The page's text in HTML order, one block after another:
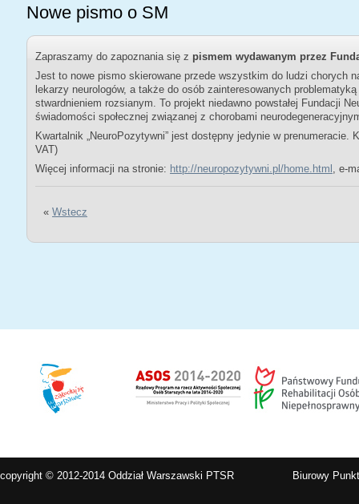
Nowe pismo o SM
Zapraszamy do zapoznania się z pismem wydawanym przez
Jest to nowe pismo skierowane przede wszystkim do ludzi chorych
lekarzy neurologów, a także do osób zainteresowanych
stwardnieniem rozsianym. To projekt niedawno powstałej Fundacji
świadomości społecznej związanej z chorobami
Kwartalnik „NeuroPozytywni” jest dostępny jedynie w prenumeracie.
VAT)
Więcej informacji na stronie: http://neuropozytywni.pl/home.html , e-
« Wstecz
copyright © 2012-2014 Oddział Warszawski PTSR Biurowy